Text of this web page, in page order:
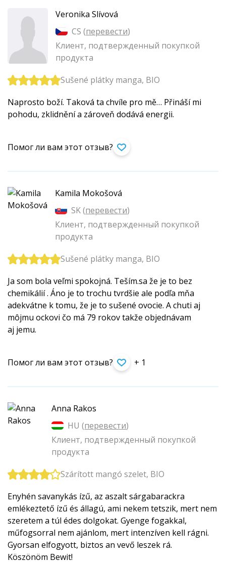
Veronika Slívová
CS (перевести)
Клиент, подтвержденный покупкой
продукта
Sušené plátky manga, BIO
Naprosto boží. Taková ta chvíle pro mě… Přináší mi
pohodu, zklidnění a zároveň dodává energii.
Помог ли вам этот отзыв?
Kamila Mokošová
SK (перевести)
Клиент, подтвержденный покупкой
продукта
Sušené plátky manga, BIO
Ja som bola veľmi spokojná. Teším.sa že je to bez
chemikálií . Áno je to trochu tvrdšie ale podľa mňa
adekvátne k tomu, že je to sušené ovocie. A chuti aj
môjmu ockovi čo má 79 rokov takže objednávam
aj jemu.
Помог ли вам этот отзыв? + 1
Anna Rakos
HU (перевести)
Клиент, подтвержденный покупкой
продукта
Szárított mangó szelet, BIO
Enyhén savanykás ízű, az aszalt sárgabarackra
emlékeztető ízű és állagú, ami nekem tetszik, mert nem
szeretem a túl édes dolgokat. Gyenge fogakkal,
műfogsorral nem ajánlom, mert intenzíven kell rágni.
Gyorsan elfogyott, biztos an vevő leszek rá.
Köszönöm Bewit!